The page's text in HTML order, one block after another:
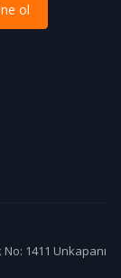
ol
1411 Unkapanı